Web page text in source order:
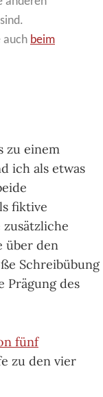
auch beim
zu einem
ich als etwas
fiktive
zusätzliche
über den
Schreibübung
Prägung des
fünf
zu den vier